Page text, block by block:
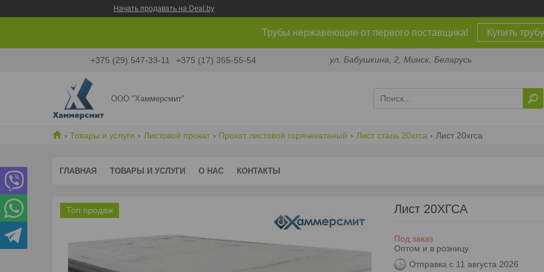
Начать продавать на Deal.by
Трубы нержавеющие от первого поставщика! Купить трубу
+375 (29) 547-33-11 +375 (17) 355-55-54 ул. Бабушкина, 2, Минск, Беларусь
ООО "Хаммерсмит"
Товары и услуги Листовой прокат Прокат листовой горячекатаный Лист сталь 20хгса Лист 20хгса
ГЛАВНАЯ ТОВАРЫ И УСЛУГИ О НАС КОНТАКТЫ
Топ продаж Лист 20ХГСА
Под заказ
Оптом и в розницу
Отправка с 11 августа 2026